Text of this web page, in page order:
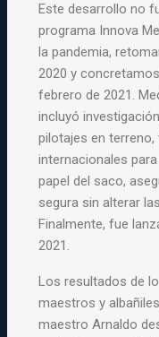
Este desarrollo no
programa Innova
la pandemia,
2020 y
febrero de 2021.
incluyó
pilotajes en
internacionales
papel del saco,
segura sin alterar
Finalmente, fue
2021.
Los resultados de
maestros y
maestro Arnaldo